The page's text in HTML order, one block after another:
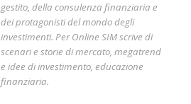
gestito, della consulenza finanziaria e
dei protagonisti del mondo degli
investimenti. Per Online SIM scrive di
scenari e storie di mercato, megatrend
e idee di investimento, educazione
finanziaria.